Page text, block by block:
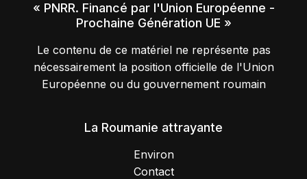
« PNRR. Financé par l'Union Européenne -
Prochaine Génération UE »
Le contenu de ce matériel ne représente pas
nécessairement la position officielle de l'Union
Européenne ou du gouvernement roumain
La Roumanie attrayante
Environ
Contact